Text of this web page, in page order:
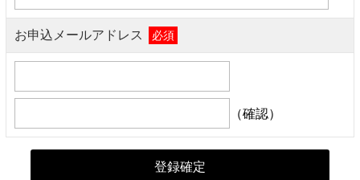
お申込メールアドレス 必須
（確認）